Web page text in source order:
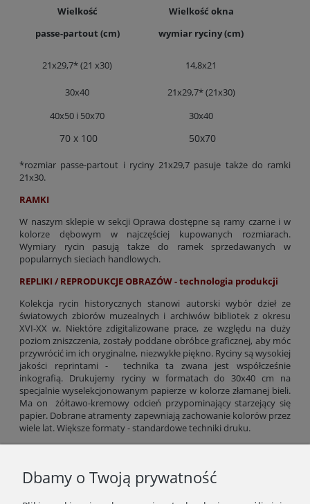
Wielkość
passe-partout (cm)
Wielkość okna
wymiar ryciny (cm)
21x29,7* (21 x30) 14,8x21
30x40
21x29,7* (21x30)
40x50 i 50x70
30x40
70 x 100 50x70
*rozmiar passe-partout i ryciny 21x29,7 pasuje także do ramki
21x30.
RAMKI
W naszym sklepie w sekcji Oprawa dostępne są ramy czarne i w
kolorze dębowym w najczęściej kupowanych rozmiarach.
Wymiary rycin pasują także do ramek sprzedawanych w
popularnych sieciach handlowych.
REPLIKI / REPRODUKCJE OBRAZÓW - technologia produkcji
Kolekcja rycin historycznych stanowi autorski wybór dzieł ze
światowych zbiorów muzealnych i archiwów bibliotek z okresu
XVI-XX w. Niektóre zdigitalizowane prace, ze względu na duży
poziom zniszczenia, zostały poddane obróbce graficznej, aby móc
przywrócić im ich oryginalne, niezwykłe piękno. Ryciny są wysokiej
jakości reprintami - technika ta zwana jest współcześnie
inkografią. Drukujemy ryciny w formatach do 30x40 cm na
specjalnie wyselekcjonowanym papierze w kolorze złamanej bieli.
Ma on żółtawo-kremowy odcień przypominający starzejący się
papier. Dobrane atramenty zapewniają zachowanie kolorów przez
wiele lat. Większe formaty - standardowe techniki druku.
Odbiór kolorów rycin zależy od ustawień jasności ekranu, dlatego
Dbamy o Twoją prywatność